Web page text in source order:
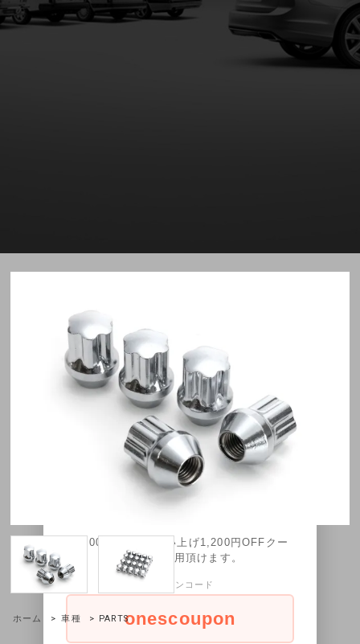
ホーム > 車種 > PARTS
8月11日～8月16日限定1200円
30,000円以上お買い上げ1,200円OFFクー
ポンをご利用頂けます。
クーポンコード
onescoupon